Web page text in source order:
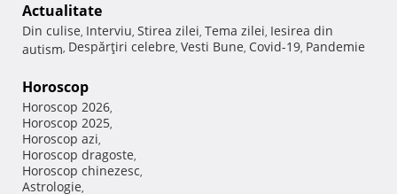
Actualitate
Din culise, Interviu, Stirea zilei, Tema zilei, Iesirea din
autism, Despărţiri celebre, Vesti Bune, Covid-19, Pandemie
Horoscop
Horoscop 2026,
Horoscop 2025,
Horoscop azi,
Horoscop dragoste,
Horoscop chinezesc,
Astrologie,